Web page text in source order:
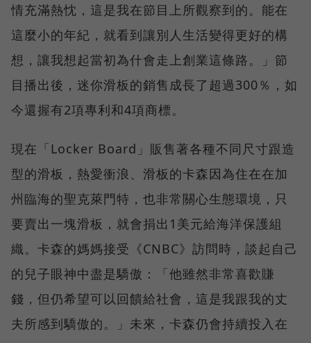
情充滿熱忱，這是我在節目上所觀察到的。能在
這麼小的年紀，就看到讓別人生活變得更好的構
想，讓我想起當初為什會走上創業這條路。」節
目播出後，迷你滑板的銷售成長了超過300％，如
今還握有2項專利和4項商標。
現在「Locker Board」販售著各種不同尺寸跟造
型的滑板，熱愛衝浪、滑板的卡森因為住在在加
州臨海的聖克萊門特，也非常關心生態環境，只
要賣出一塊滑板，就會捐出1美元給海洋保護組
織。卡森的媽媽接受《CNBC》訪問時，談起自己
的兒子眼神中盡是驕傲：「他雖然非常喜歡賺
錢，但仍希望可以回饋給社會，這是我跟我的丈
夫所感到驕傲的。」未來，卡森仍會持續投入在